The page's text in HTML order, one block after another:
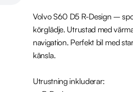
Volvo S60 D5 R-Design –
körglädje. Utrustad med
navigation. Perfekt bil med
känsla.
Utrustning inkluderar: